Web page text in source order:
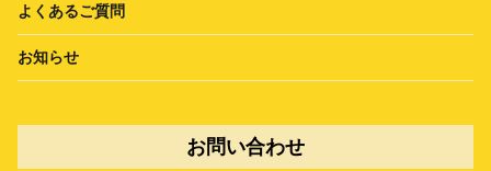
よくあるご質問
お知らせ
お問い合わせ